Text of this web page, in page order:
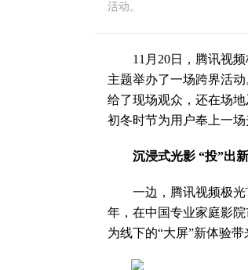
活动。
11月20日，腾讯视频
主题举办了一场跨界活
给了现场观众，还在场
初冬时节为用户奉上一场
沉浸式光影 “投”出
一边，腾讯视频极光
年，在中国专业家庭影
为线下的“大屏”新体验